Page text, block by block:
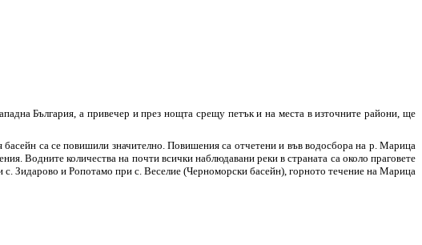
България, а привечер и през нощта срещу петък и на места в източните райони, ще
са се повишили значително. Повишения са отчетени и във водосбора на р. Марица
Водните количества на почти всички наблюдавани реки в страната са около праговете
Зидарово и Ропотамо при с. Веселие (Черноморски басейн), горното течение на Марица